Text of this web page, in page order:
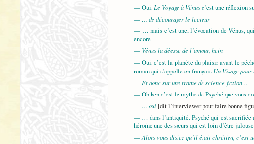
— Oui, Le Voyage à Vénusc’est une réflexion
— … de décourager le lecteur
— … mais c’est une, l’évocation de Vénus,
encore
— Vénus la déesse de l’amour, hein
— Oui, c’est la planète du plaisir avant le
roman qui s’appelle en français Un Visage
— Et donc sur une trame de science-fiction…
— Oh ben c’est le mythe de Psyché que vous
— … oui [dit l’interviewer pour faire bonne
— … dans l’antiquité. Psyché qui est sacrifiée
héroïne une des sœurs qui est loin d’être
—Alors vous disiez qu’il était chrétien, c’est